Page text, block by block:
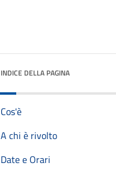
INDICE DELLA PAGINA
Cos'è
A chi è rivolto
Date e Orari